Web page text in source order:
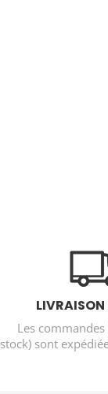
LIVRAISON
Les
stock) sont